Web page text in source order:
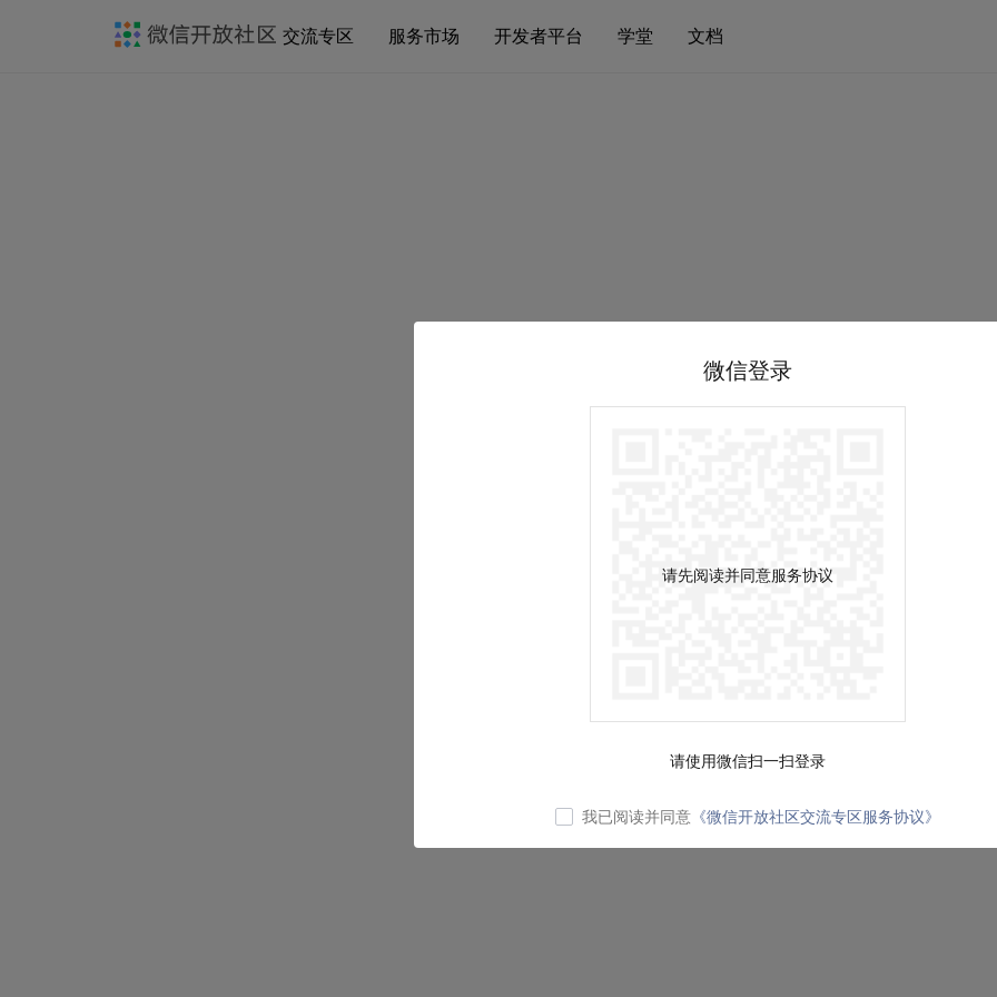
交流专区 服务市场 开发者平台 学堂 文档
微信登录
请先阅读并同意服务协议
请使用微信扫一扫登录
我已阅读并同意 《微信开放社区交流专区服务协议》